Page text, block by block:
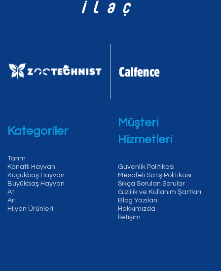
Kategoriler
Tarım
Kanatlı Hayvan
Küçükbaş Hayvan
Büyükbaş Hayvan
At
Arı
Hijyen Ürünleri
Müşteri
Hizmetleri
Güvenlik Politikası
Mesafeli Satış Politikası
Sıkça Sorulan Sorular
Gizlilik ve Kullanım Şartları
Blog Yazıları
Hakkımızda
İletişim